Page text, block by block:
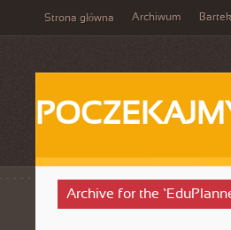
Strona główna Archiwum Bartek
Archive for the